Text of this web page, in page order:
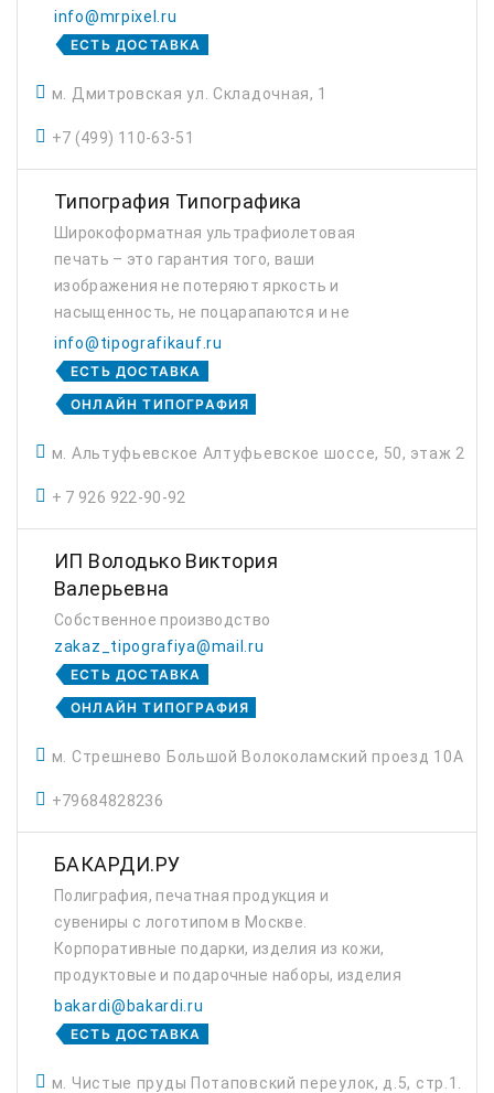
info@mrpixel.ru
ЕСТЬ ДОСТАВКА
м. Дмитровская ул. Складочная, 1
+7 (499) 110-63-51
Типография Типографика
Широкоформатная ультрафиолетовая
печать – это гарантия того, ваши
изображения не потеряют яркость и
насыщенность, не поцарапаются и не
выгорят на солнце. УФ печать на Anapurna
Ciervo H3200 позволит запечатать
высококачественные изображения на люб...
info@tipografikauf.ru
ЕСТЬ ДОСТАВКА
ОНЛАЙН ТИПОГРАФИЯ
м. Альтуфьевское Алтуфьевское шоссе, 50, этаж 2
+ 7 926 922-90-92
ИП Володько Виктория
Валерьевна
Собственное производство
zakaz_tipografiya@mail.ru
ЕСТЬ ДОСТАВКА
ОНЛАЙН ТИПОГРАФИЯ
м. Стрешнево Большой Волоколамский проезд 10А
+79684828236
БАКАРДИ.РУ
Полиграфия, печатная продукция и
сувениры с логотипом в Москве.
Корпоративные подарки, изделия из кожи,
продуктовые и подарочные наборы, изделия
из пластика.
bakardi@bakardi.ru
ЕСТЬ ДОСТАВКА
м. Чистые пруды Потаповский переулок, д.5, стр.1.